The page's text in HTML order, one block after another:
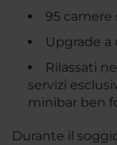
95 camere
Upgrade a
Rilassati
servizi
minibar ben
Durante il